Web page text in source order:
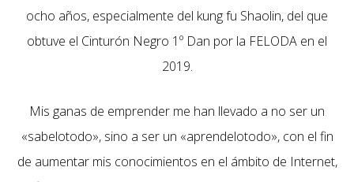
ocho años, especialmente del kung fu Shaolin, del que
obtuve el Cinturón Negro 1º Dan por la FELODA en el
2019.
Mis ganas de emprender me han llevado a no ser un
«sabelotodo», sino a ser un «aprendelotodo», con el fin
de aumentar mis conocimientos en el ámbito de Internet,